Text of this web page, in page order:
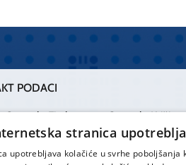
PODACI
Centrala Firule
021 556 111
Centrala Križine
021 557 111
stranica
upotrebljava kolačiće u svrhe poboljšanja